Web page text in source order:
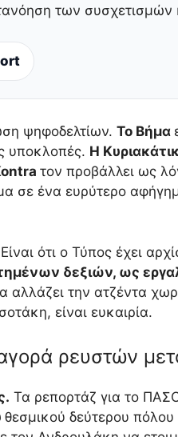
των συσχετισμών
ψηφοδελτίων. Το Βήμα
υποκλοπές. Η
τον προβάλλει ως
σε ένα ευρύτερο
ότι ο Τύπος έχει
δεξιών, ως
την ατζέντα
είναι ευκαιρία.
ρευστών
Τα ρεπορτάζ για το
θεσμικού δεύτερου